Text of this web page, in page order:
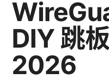
DIY 跳
2026